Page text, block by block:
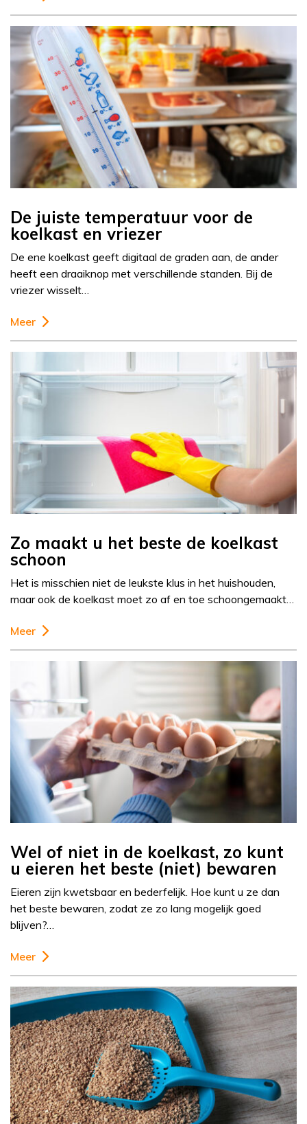
De juiste temperatuur voor de
koelkast en vriezer
De ene koelkast geeft digitaal de graden aan, de ander
heeft een draaiknop met verschillende standen. Bij de
vriezer wisselt…
Meer
Zo maakt u het beste de koelkast
schoon
Het is misschien niet de leukste klus in het huishouden,
maar ook de koelkast moet zo af en toe schoongemaakt…
Meer
Wel of niet in de koelkast, zo kunt
u eieren het beste (niet) bewaren
Eieren zijn kwetsbaar en bederfelijk. Hoe kunt u ze dan
het beste bewaren, zodat ze zo lang mogelijk goed
blijven?…
Meer